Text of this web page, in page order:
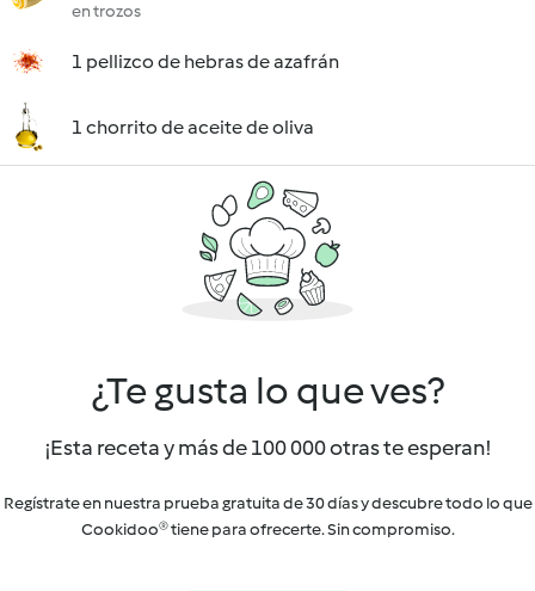
en trozos
1 pellizco de hebras de azafrán
1 chorrito de aceite de oliva
¿Te gusta lo que ves?
¡Esta receta y más de 100 000 otras te esperan!
Regístrate en nuestra prueba gratuita de 30 días y descubre todo lo que
Cookidoo® tiene para ofrecerte. Sin compromiso.